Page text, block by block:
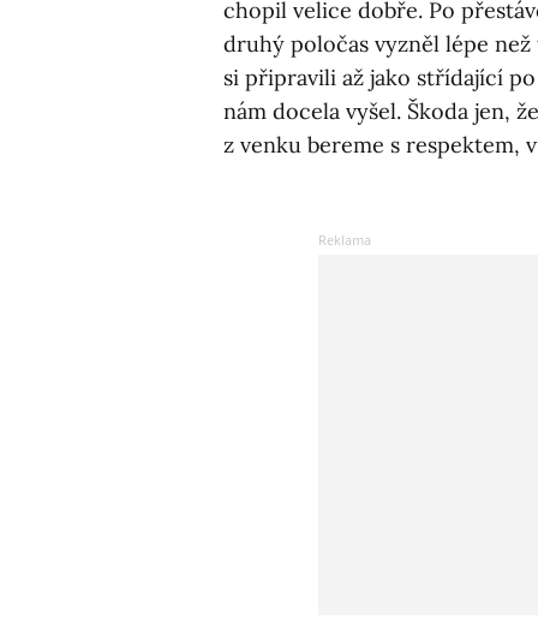
chopil velice dobře. Po
druhý poločas vyzněl lépe
si připravili až jako střídající
nám docela vyšel. Škoda jen,
z venku bereme s respektem,